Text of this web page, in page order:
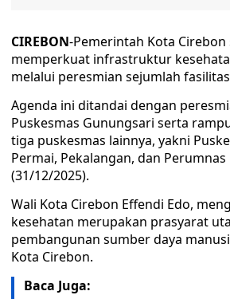
CIREBON-Pemerintah Kota Cirebon
memperkuat infrastruktur
melalui peresmian sejumlah
Agenda ini ditandai dengan
Puskesmas Gunungsari serta
tiga puskesmas lainnya, yakni
Permai, Pekalangan, dan Perumnas
(31/12/2025).
Wali Kota Cirebon Effendi Edo,
kesehatan merupakan prasyarat
pembangunan sumber daya
Kota Cirebon.
Baca Juga: